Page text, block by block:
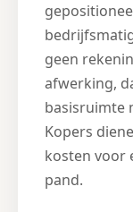
geen
afwerking,
basisruimte
Kopers
kosten voor
pand.